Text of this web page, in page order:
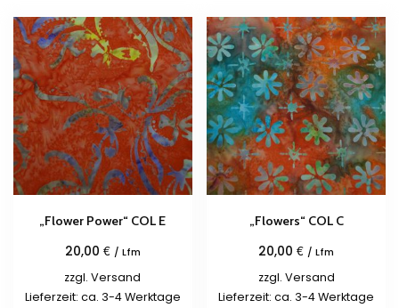
„Flower Power“ COL E
20,00 € / Lfm
zzgl.Versand
Lieferzeit: ca. 3-4 Werktage
„Flowers“ COL C
20,00€ / Lfm
zzgl. Versand
Lieferzeit: ca. 3-4 Werktage